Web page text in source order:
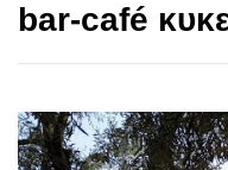
bar-café